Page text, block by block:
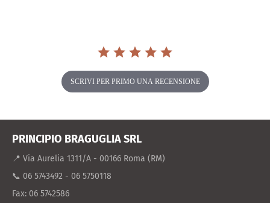
SCRIVI PER PRIMO UNA RECENSIONE
PRINCIPIO BRAGUGLIA SRL
📍 Via Aurelia 1311/A - 00166 Roma (RM)
📞 06 5743492 - 06 5750118
Fax: 06 5742586